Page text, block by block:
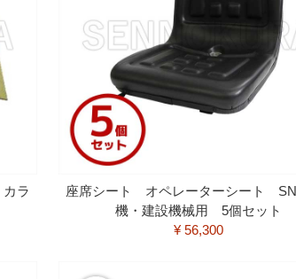
ラ
座席シート オペレーターシート
機・建設機械用 5個セット
¥ 56,300